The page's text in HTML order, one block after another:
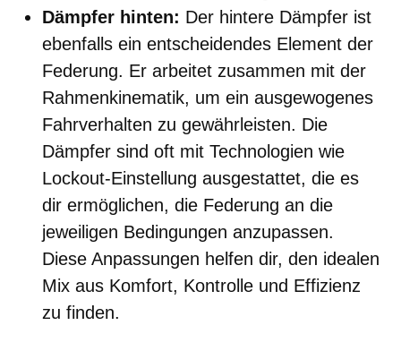
Dämpfer hinten: Der hintere Dämpfer ist
ebenfalls ein entscheidendes Element der
Federung. Er arbeitet zusammen mit der
Rahmenkinematik, um ein ausgewogenes
Fahrverhalten zu gewährleisten. Die
Dämpfer sind oft mit Technologien wie
Lockout-Einstellung ausgestattet, die es
dir ermöglichen, die Federung an die
jeweiligen Bedingungen anzupassen.
Diese Anpassungen helfen dir, den idealen
Mix aus Komfort, Kontrolle und Effizienz
zu finden.